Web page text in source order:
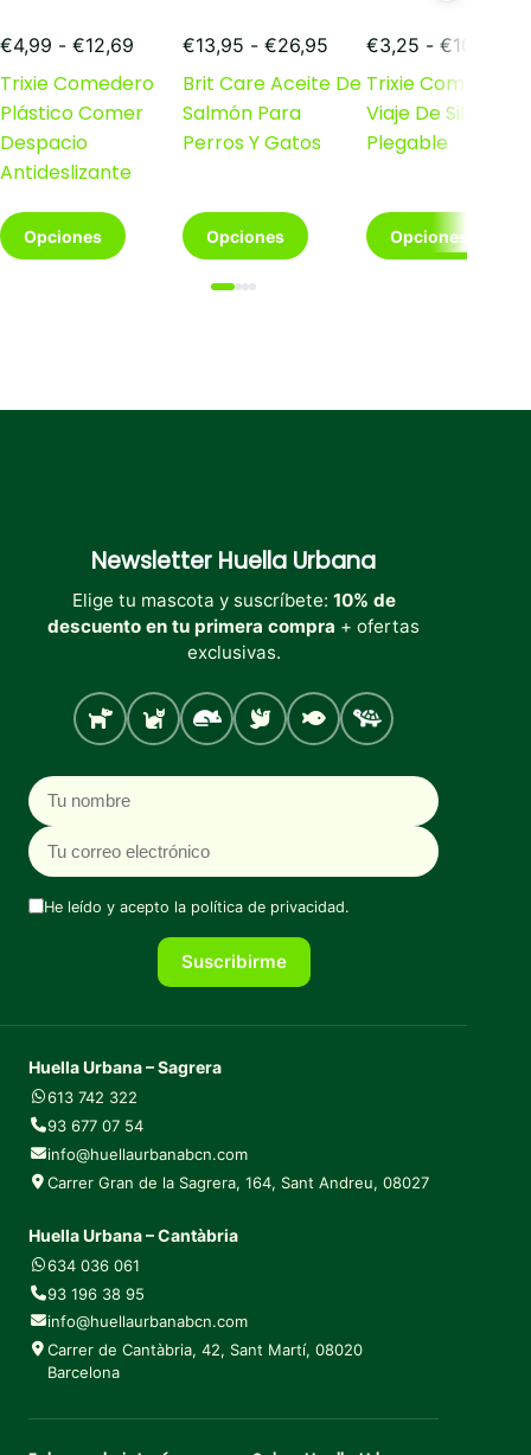
€4,99 - €12,69 Rango
precios:
desde
€4,99
Trixie Comedero
Plástico Comer
Despacio
Antideslizante
Opciones
Este
producto
pueden
€13,95 - €26,95 Rango
precios:
desde
€13,95
Brit Care Aceite De
Salmón Para
Perros Y Gatos
Opciones
Este
producto
múltiples
pueden
producto
€3,25 - €10,95
Trixie Comedero
Viaje De Silicona
Plegable
Opciones
Este
producto
pueden
producto
Newsletter Huella Urbana
Elige tu mascota y suscríbete: 10% de
descuento en tu primera compra + ofertas
exclusivas.
Perro Gato Roedores
Aves PecesTortugas
Nombre
Correo electrónico
He leído y acepto la política de privacidad.
Suscribirme
Huella Urbana – Sagrera
613 742 322
93 677 07 54
info@huellaurbanabcn.com
Carrer Gran de la Sagrera, 164, Sant Andreu, 08027
Huella Urbana – Cantàbria
634 036 061
93 196 38 95
info@huellaurbanabcn.com
Carrer de Cantàbria, 42, Sant Martí, 08020
Barcelona